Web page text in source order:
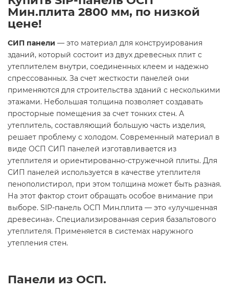
Мин.плита 2800 мм, по низкой
цене!
СИП панели — это материал для конструирования
зданий, который состоит из двух древесных плит с
утеплителем внутри, соединенных клеем и надежно
спрессованных. За счет жесткости панелей они
применяются для строительства зданий с несколькими
этажами. Небольшая толщина позволяет создавать
просторные помещения за счет тонких стен. А
утеплитель, составляющий большую часть изделия,
решает проблему с холодом. Современный материал в
виде ОСП СИП панелей изготавливается из
утеплителя и ориентированно-стружечной плиты. Для
СИП панелей используется в качестве утеплителя
пенополистирол, при этом толщина может быть разная.
На этот фактор стоит обращать особое внимание при
выборе. SIP-панель ОСП Мин.плита — это «улучшенная
древесина». Специализированная серия базальтового
утеплителя. Применяется в системах наружного
утепления стен.
Панели из OСП.